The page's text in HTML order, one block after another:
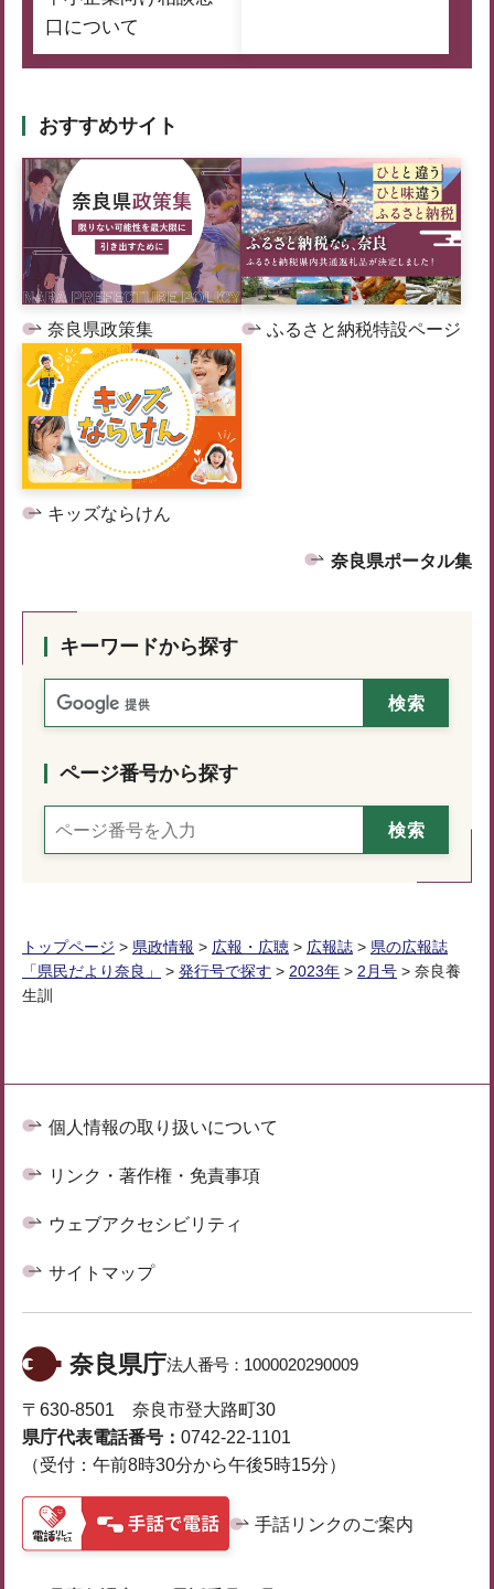
口について
おすすめサイト
奈良県政策集 ふるさと納税特設ページ
キッズならけん
奈良県ポータル集
キーワードから探す
ページ番号から探す
トップページ > 県政情報 > 広報・広聴 > 広報誌 > 県の広報誌
「県民だより奈良」
> 発行号で探す > 2023年 > 2月号 > 奈良養
生訓
個人情報の取り扱いについて
リンク・著作権・免責事項
ウェブアクセシビリティ
サイトマップ
奈良県庁法人番号： 1000020290009
〒630-8501 奈良市登大路町30
県庁代表電話番号： 0742-22-1101
（受付：午前8時30分から午後5時15分）
手話リンクのご案内